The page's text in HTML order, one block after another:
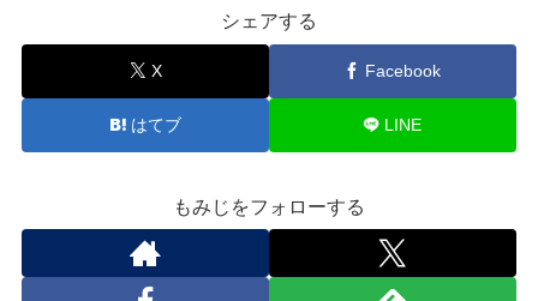
シェアする
X Facebook
はてブ LINE
もみじをフォローする